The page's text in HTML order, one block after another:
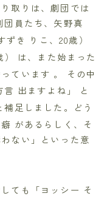
取りは、劇団では
団員たち、矢野真
ずき りこ、20歳）
は、また始まった
ています 。 その中
出ますよね」
と
補足しました。どう
があるらしく、そ
ない」といった意
ても「ヨッシー そ